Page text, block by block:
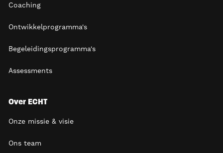
Coaching
Ontwikkelprogramma's
Begeleidingsprogramma's
Assessments
Over ECHT
Onze missie & visie
Ons team